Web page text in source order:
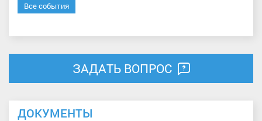
Все события
ЗАДАТЬ ВОПРОС
ДОКУМЕНТЫ